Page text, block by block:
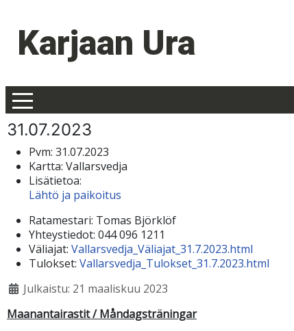
Karjaan Ura
31.07.2023
Pvm: 31.07.2023
Kartta: Vallarsvedja
Lisätietoa:
Lähtö ja paikoitus
Ratamestari: Tomas Björklöf
Yhteystiedot: 044 096 1211
Väliajat: Vallarsvedja_Väliajat_31.7.2023.html
Tulokset: Vallarsvedja_Tulokset_31.7.2023.html
Julkaistu: 21 maaliskuu 2023
Maanantairastit / Måndagsträningar